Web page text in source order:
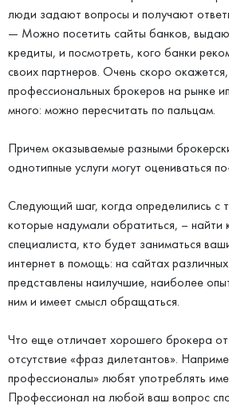
люди задают вопросы и получают
— Можно посетить сайты банков,
кредиты, и посмотреть, кого банки
своих партнеров. Очень скоро
профессиональных брокеров на рынке
много: можно пересчитать по пальцам.
Причем оказываемые разными
однотипные услуги могут оцениваться
Следующий шаг, когда определились с
которые надумали обратиться, – найти
специалиста, кто будет заниматься
интернет в помощь: на сайтах
представлены наилучшие, наиболее
ним и имеет смысл обращаться.
Что еще отличает хорошего брокера от
отсутствие «фраз дилетантов».
профессионалы» любят употреблять
Профессионал на любой ваш вопрос